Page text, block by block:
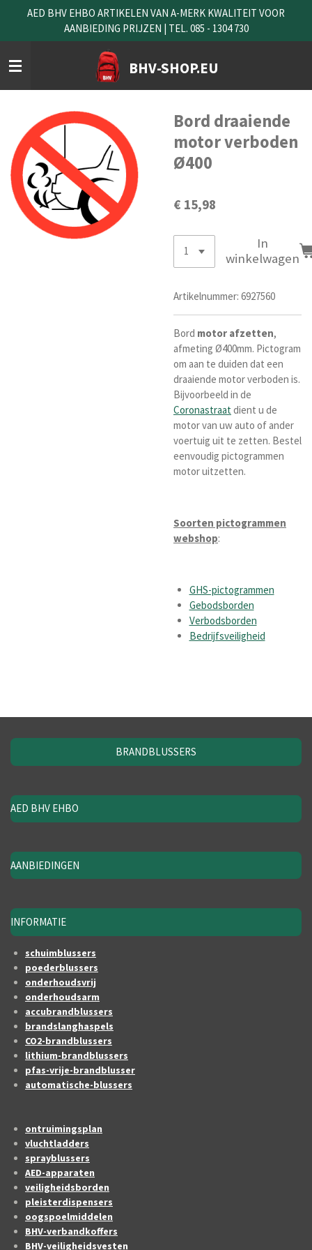
naar
de
hoofdinhoud
BHV-SHOP.EU
AED BHV EHBO ARTIKELEN VAN A-MERK KWALITEIT VOOR
AANBIEDING PRIJZEN | TEL. 085 - 1304 730
Bord draaiende
motor verboden
Ø400
€ 15,98
In
winkelwagen
Artikelnummer: 6927560
Bord motor afzetten,
afmeting Ø400mm. Pictogram
om aan te duiden dat een
draaiende motor verboden is.
Bijvoorbeeld in de
Coronastraatdient u de
motor van uw auto of ander
voertuig uit te zetten. Bestel
eenvoudig pictogrammen
motor uitzetten.
Soorten pictogrammen
webshop:
GHS-pictogrammen
Gebodsborden
Verbodsborden
Bedrijfsveiligheid
BRANDBLUSSERS
AED BHV EHBO
AANBIEDINGEN
INFORMATIE
schuimblussers
poederblussers
onderhoudsvrij
onderhoudsarm
accubrandblussers
brandslanghaspels
CO2-brandblussers
lithium-brandblussers
pfas-vrije-brandblusser
automatische-blussers
ontruimingsplan
vluchtladders
sprayblussers
AED-apparaten
veiligheidsborden
pleisterdispensers
oogspoelmiddelen
BHV-verbandkoffers
BHV-veiligheidsvesten